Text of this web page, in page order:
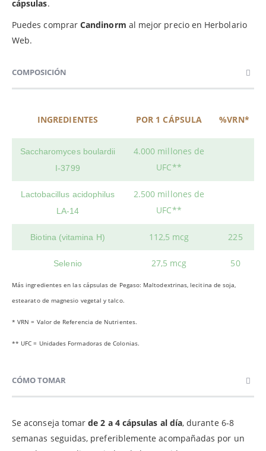
cápsulas.
Puedes comprarCandinorm al mejor precio en Herbolario
Web.
COMPOSICIÓN
INGREDIENTES POR 1 CÁPSULA %VRN*
Saccharomyces boulardii
I-3799
4.000 millones de
UFC**
Lactobacillus acidophilus
LA-14
2.500 millones de
UFC**
Biotina (vitamina H) 112,5 mcg 225
Selenio 27,5 mcg 50
Más ingredientes en las cápsulas de Pegaso: Maltodextrinas, lecitina de soja,
estearato de magnesio vegetal y talco.
* VRN = Valor de Referencia de Nutrientes.
** UFC = Unidades Formadoras de Colonias.
CÓMO TOMAR
Se aconseja tomarde 2 a 4 cápsulas al día, durante 6-8
semanas seguidas, preferiblemente acompañadas por un